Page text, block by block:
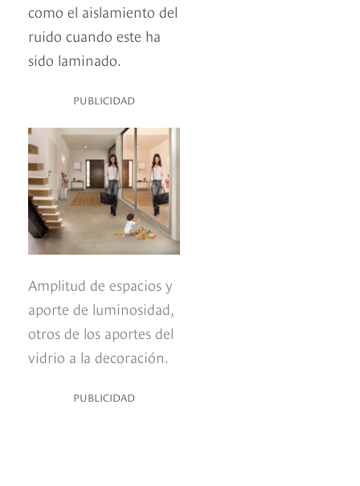
como el aislamiento del
ruido cuando este ha
sido laminado.
PUBLICIDAD
Amplitud de espacios y
aporte de luminosidad,
otros de los aportes del
vidrio a la decoración.
PUBLICIDAD